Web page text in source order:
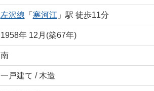
左沢線 「 寒河江 」駅 徒歩11分
1958年 12月(築67年)
南
一戸建て / 木造